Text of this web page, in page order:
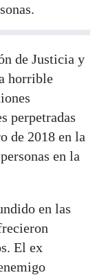
de Justicia y
horrible
perpetradas
de 2018 en la
en la
en las
El ex